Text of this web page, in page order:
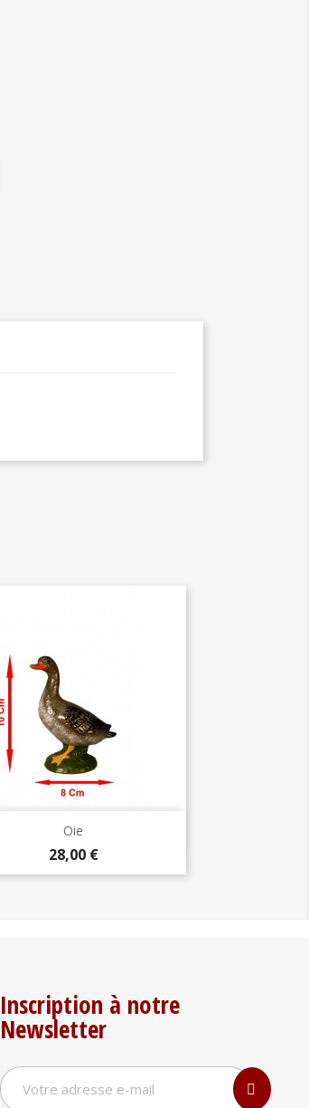
Oie
Prix
28,00 €
Aperçu rapide
Inscription à notre
Newsletter